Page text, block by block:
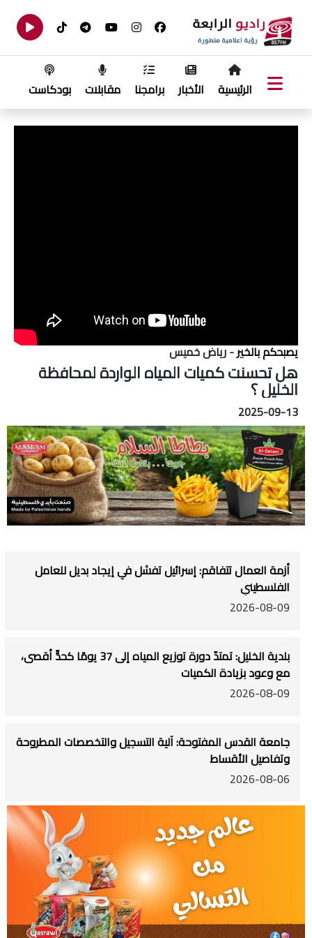
الرئيسية الأخبار برامجنا مقابلات بودكاست
يصبحكم بالخير- رياض خميس
هل تحسنت كميات المياه الواردة لمحافظة
الخليل ؟
2025-09-13
أزمة العمال تتفاقم: إسرائيل تفشل في إيجاد بديل للعامل
الفلسطيني
2026-08-09
بلدية الخليل: تمتدّ دورة توزيع المياه إلى 37 يومًا كحدٍّ أقصى،
مع وعود بزيادة الكميات
2026-08-09
جامعة القدس المفتوحة: آلية التسجيل والتخصصات المطروحة
وتفاصيل الأقساط
2026-08-06